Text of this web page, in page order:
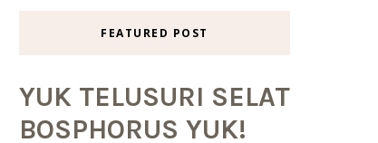
FEATURED POST
YUK TELUSURI SELAT
BOSPHORUS YUK!